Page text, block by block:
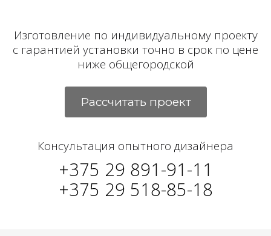
Изготовление по индивидуальному проекту
с гарантией установки точно в срок по цене
ниже общегородской
Рассчитать проект
Консультация опытного дизайнера
+375 29 891-91-11
+375 29 518-85-18